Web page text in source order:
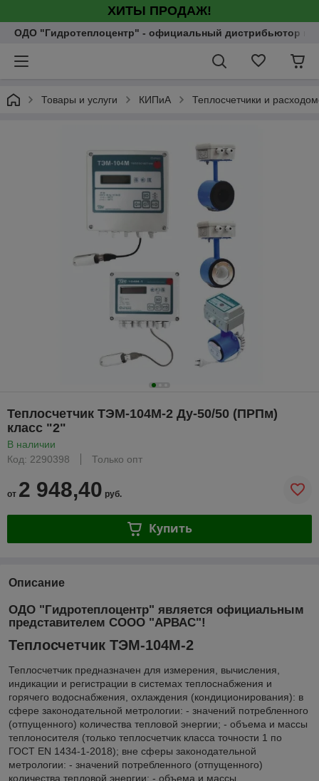
ХИТЫ ПРОДАЖ!
ОДО "Гидротеплоцентр" - официальный дистрибьютор
Товары и услуги КИПиА Теплосчетчики и
Теплосчетчик ТЭМ-104М-2 Дy-50/50 (ПРПм)
класс "2"
В наличии
Код: 2290398
Только опт
от 2 948,40 руб.
Купить
Описание
ОДО "Гидротеплоцентр" является официальным
представителем СООО "АРВАС"!
Теплосчетчик ТЭМ-104М-2
Теплосчетчик предназначен для измерения, вычисления,
индикации и регистрации в системах теплоснабжения и
горячего водоснабжения, охлаждения (кондиционирования): в
сфере законодательной метрологии: - значений потребленного
(отпущенного) количества тепловой энергии; - объема и массы
теплоносителя (только теплосчетчик класса точности 1 по
ГОСТ EN 1434-1-2018); вне сферы законодательной
метрологии: - значений потребленного (отпущенного)
количества тепловой энергии; - объема и массы